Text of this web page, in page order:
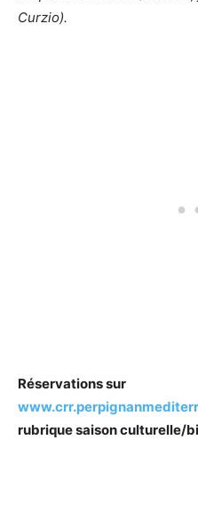
Curzio).
Réservations sur
rubrique saison culturelle/